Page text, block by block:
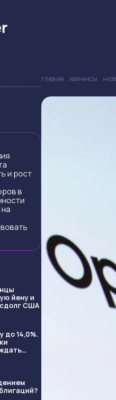
и рост
в
йену и
США
до 14,0%.
ГЛАВНАЯ ФИНАНСЫ